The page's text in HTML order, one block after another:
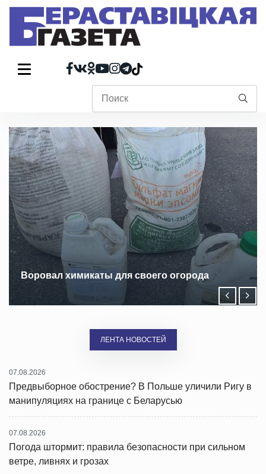
Безопасность двухколесного транспорта:
ГАИ проводит профилактическую акцию
ЛЕНТА НОВОСТЕЙ
07.08.2026
Предвыборное обострение? В Польше уличили Ригу в
манипуляциях на границе с Беларусью
07.08.2026
Погода штормит: правила безопасности при сильном
ветре, ливнях и грозах